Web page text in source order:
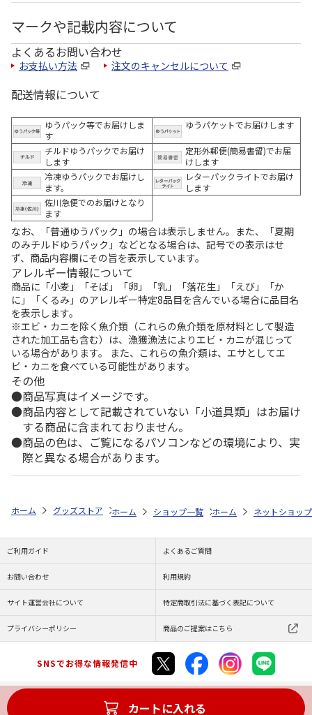
マークや記載内容について
よくあるお問い合わせ
お支払い方法 注文のキャンセルについて
配送情報について
ゆうパック等でお届けしま
す
ゆうパケットでお届けします
チルドゆうパックでお届け
します
定形外郵便(簡易書留)でお届
けします
冷凍ゆうパックでお届けし
ます。
レターパックライトでお届け
します
佐川急便でのお届けとなり
ます
なお、「普通ゆうパック」の場合は表示しません。また、「夏期
のみチルドゆうパック」などとなる場合は、記号での表示はせ
ず、商品内容欄にその旨を表示しています。
アレルギー情報について
商品に「小麦」「そば」「卵」「乳」「落花生」「えび」「か
に」「くるみ」のアレルギー特定8品目を含んでいる場合に品目名
を表示します。
※エビ・カニを除く魚介類（これらの魚介類を原材料として製造
された加工品も含む）は、漁獲漁法によりエビ・カニが混じって
いる場合があります。 また、これらの魚介類は、エサとしてエ
ビ・カニを食べている可能性があります。
その他
商品写真はイメージです。
商品内容として記載されていない「小道具類」はお届け
する商品に含まれておりません。
商品の色は、ご覧になるパソコンなどの環境により、実
際と異なる場合があります。
カートに入れる
ホーム グッズストア スポーツ・スポーツ選手 NPB（日本野球機構）
ホーム ショップ一覧 レッツ 26SNOOPY
ホーム ネットショップ
ご利用ガイド よくあるご質問
お問い合わせ 利用規約
サイト運営会社について 特定商取引法に基づく表記について
プライバシーポリシー 商品のご提案はこちら
SNSでお得な情報発信中